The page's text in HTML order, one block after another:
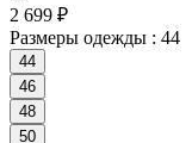
2 699 ₽
Размеры одежды : 44
44
46
48
50